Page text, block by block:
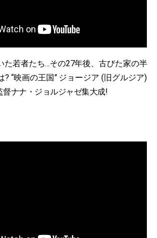
た若者たち…その27年後、古びた家の半
? “映画の王国” ジョージア (旧グルジア)
督ナナ・ジョルジャゼ集大成!